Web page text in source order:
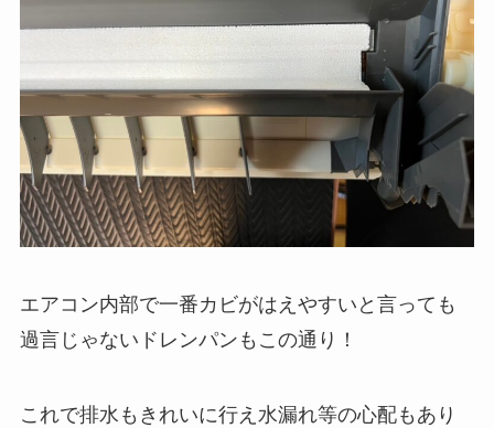
エアコン内部で一番カビがはえやすいと言っても
過言じゃないドレンパンもこの通り！
これで排水もきれいに行え水漏れ等の心配もあり